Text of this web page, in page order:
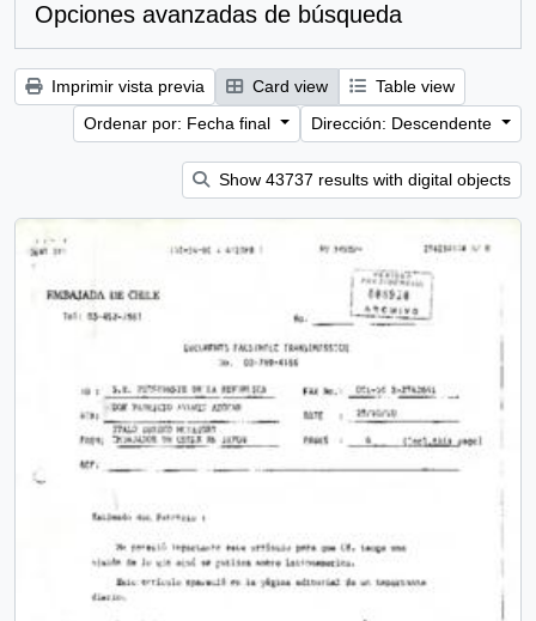
Opciones avanzadas de búsqueda
Imprimir vista previa Card view
Table view
Ordenar por: Fecha final
Dirección: Descendente
Show 43737 results with digital objects